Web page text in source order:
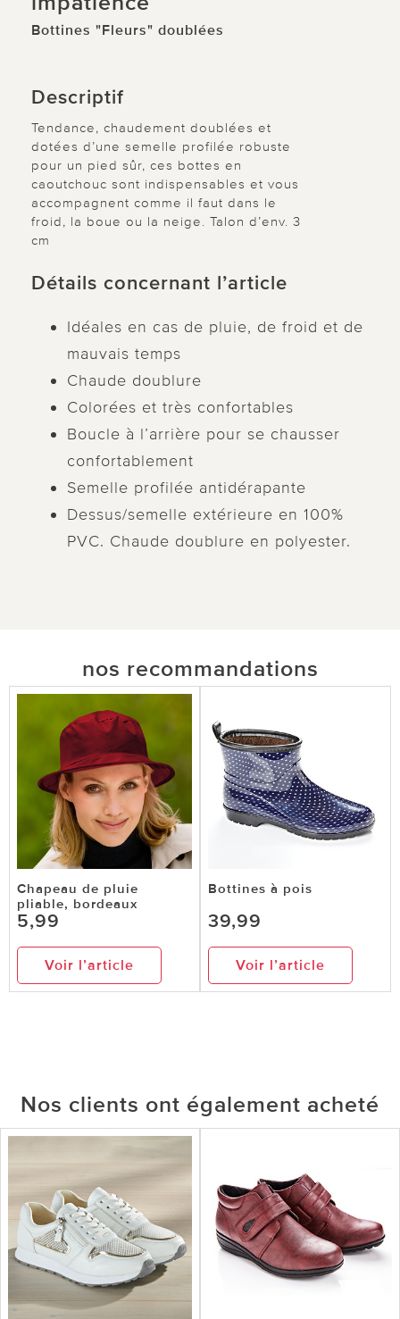
Bottines "Fleurs" doublées
Descriptif
Tendance, chaudement doublées et
dotées d’une semelle profilée robuste
pour un pied sûr, ces bottes en
caoutchouc sont indispensables et vous
accompagnent comme il faut dans le
froid, la boue ou la neige. Talon d’env. 3
cm
Détails concernant l’article
Idéales en cas de pluie, de froid et de
mauvais temps
Chaude doublure
Colorées et très confortables
Boucle à l’arrière pour se chausser
confortablement
Semelle profilée antidérapante
Dessus/semelle extérieure en 100%
PVC. Chaude doublure en polyester.
nos recommandations
Chapeau de pluie
pliable, bordeaux
5,99
Voir l’article
Bottines à pois
39,99
Voir l’article
Nos clients ont également acheté